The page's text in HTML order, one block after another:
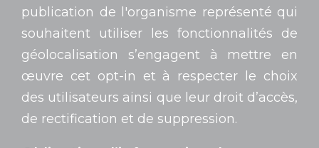
publication de l'organisme représenté qui
souhaitent utiliser les fonctionnalités de
géolocalisation s’engagent à mettre en
œuvre cet opt-in et à respecter le choix
des utilisateurs ainsi que leur droit d’accès,
de rectification et de suppression.